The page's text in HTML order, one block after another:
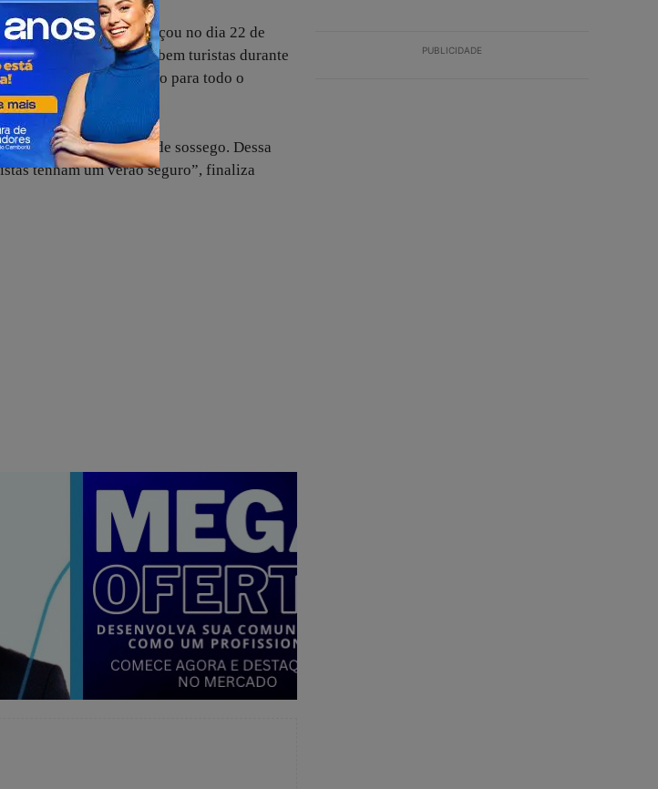
Seguro, que começou no dia 22 de
locais que mais recebem turistas durante
e contribuirão para todo o
de perturbação de sossego. Dessa
tenham um verão seguro”, finaliza
PUBLICIDADE